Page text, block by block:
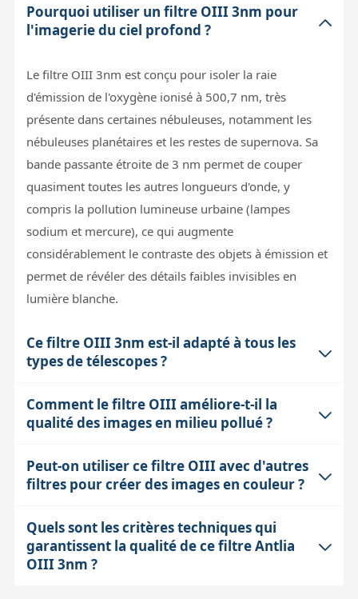
Pourquoi utiliser un filtre OIII 3nm pour
l'imagerie du ciel profond ?
Le filtre OIII 3nm est conçu pour isoler la raie
d'émission de l'oxygène ionisé à 500,7 nm, très
présente dans certaines nébuleuses, notamment les
nébuleuses planétaires et les restes de supernova. Sa
bande passante étroite de 3 nm permet de couper
quasiment toutes les autres longueurs d'onde, y
compris la pollution lumineuse urbaine (lampes
sodium et mercure), ce qui augmente
considérablement le contraste des objets à émission et
permet de révéler des détails faibles invisibles en
lumière blanche.
Ce filtre OIII 3nm est-il adapté à tous les
types de télescopes ?
Le filtre Antlia OIII 3nm est utilisable sur des
instruments rapides, jusqu'à un rapport F/D de 3, ce
champ utilisés en astrophotographie. Cependant, sur
des instruments très rapides, un léger décalage de la
longueur d'onde de transmission peut survenir, ce qui
peut réduire légèrement son efficacité. Pour les
instruments plus lents, ce filtre offre une performance
Comment le filtre OIII améliore-t-il la
qualité des images en milieu pollué ?
En milieu pollué, la lumière artificielle émise par les
lampes sodium et mercure crée un fond de ciel
nébuleuses. Le filtre OIII 3nm, grâce à sa bande très
étroite et sa coupure franche, bloque quasiment toute
Peut-on utiliser ce filtre OIII avec d'autres
filtres pour créer des images en couleur ?
Oui. Ce filtre OIII 3nm s'intègre parfaitement dans une
séquence d'imagerie en bande étroite combinée avec
les filtres H-alpha et SII du même type (3nm). En
Quels sont les critères techniques qui
garantissent la qualité de ce filtre Antlia
OIII 3nm ?